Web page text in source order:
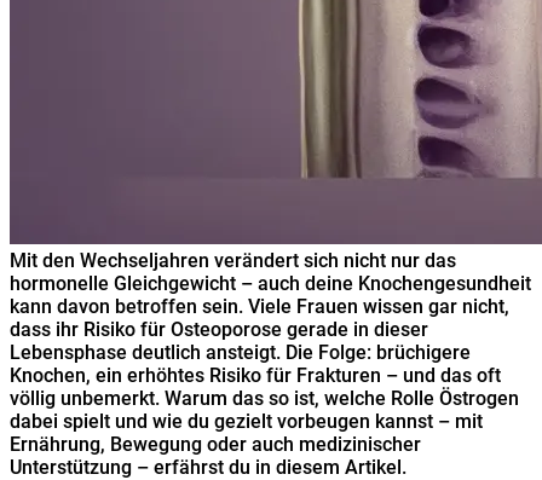
Mit den Wechseljahren verändert sich nicht nur das
hormonelle Gleichgewicht – auch deine Knochengesundheit
kann davon betroffen sein. Viele Frauen wissen gar nicht,
dass ihr Risiko für Osteoporose gerade in dieser
Lebensphase deutlich ansteigt. Die Folge: brüchigere
Knochen, ein erhöhtes Risiko für Frakturen – und das oft
völlig unbemerkt. Warum das so ist, welche Rolle Östrogen
dabei spielt und wie du gezielt vorbeugen kannst – mit
Ernährung, Bewegung oder auch medizinischer
Unterstützung – erfährst du in diesem Artikel.